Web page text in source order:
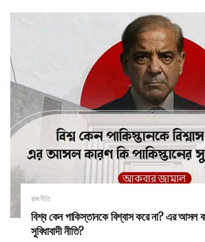
রাজনীতি
বিশ্ব কেন পাকিস্তানকে বিশ্বাস করে না? এর আসল
সুবিধাবাদী নীতি?